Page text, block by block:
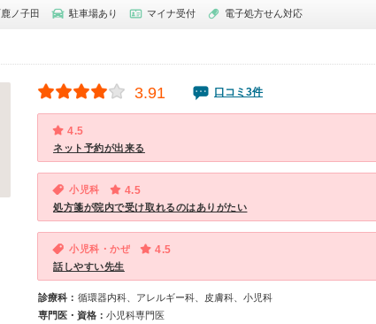
ノ子田 駐車場あり マイナ受付 電子処方せん対応
3.91 口コミ3件
4.5
ネット予約が出来る
小児科 4.5
処方箋が院内で受け取れるのはありがたい
小児科・かぜ 4.5
話しやすい先生
診療科： 循環器内科、アレルギー科、皮膚科、小児科
専門医・資格： 小児科専門医